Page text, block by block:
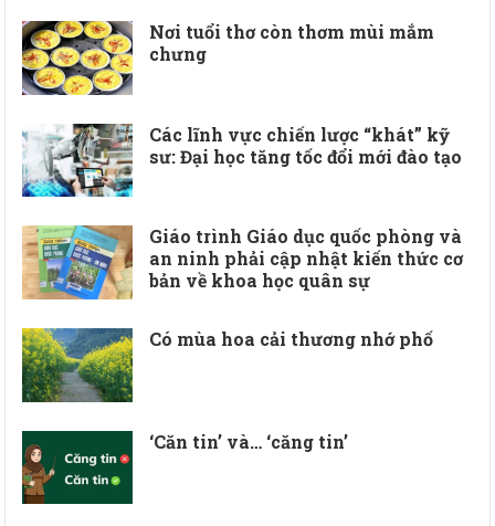
Nơi tuổi thơ còn thơm mùi mắm
chưng
Các lĩnh vực chiến lược “khát” kỹ
sư: Đại học tăng tốc đổi mới đào tạo
Giáo trình Giáo dục quốc phòng và
an ninh phải cập nhật kiến thức cơ
bản về khoa học quân sự
Có mùa hoa cải thương nhớ phố
‘Căn tin’ và… ‘căng tin’